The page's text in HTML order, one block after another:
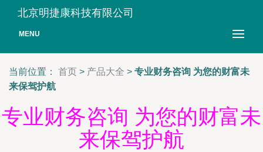
北京明捷康科技有限公司
MENU
当前位置： 首页 > 产品大全 > 专业财务咨询 为您的财富未
来保驾护航
专业财务咨询 为您的财富未
来保驾护航